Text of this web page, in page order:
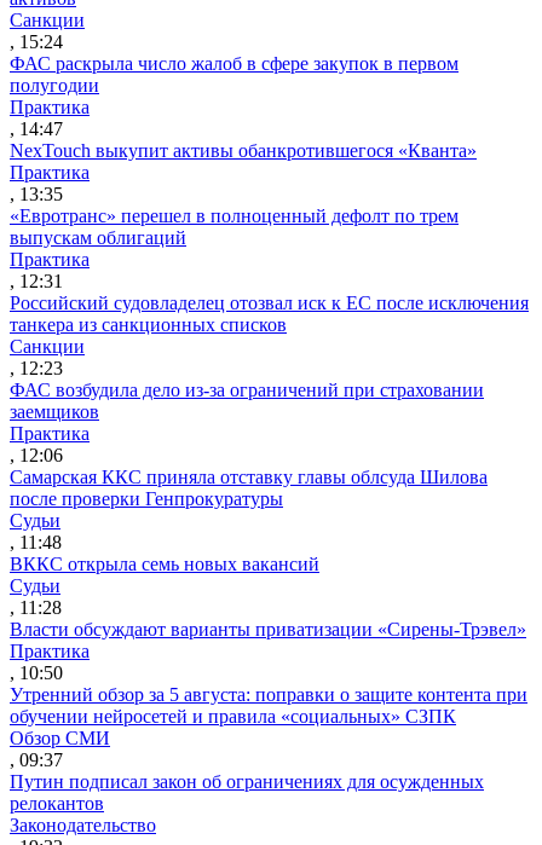
Санкции
, 15:24
ФАС раскрыла число жалоб в сфере закупок в первом
полугодии
Практика
, 14:47
NexTouch выкупит активы обанкротившегося «Кванта»
Практика
, 13:35
«Евротранс» перешел в полноценный дефолт по трем
выпускам облигаций
Практика
, 12:31
Российский судовладелец отозвал иск к ЕС после исключения
танкера из санкционных списков
Санкции
, 12:23
ФАС возбудила дело из-за ограничений при страховании
заемщиков
Практика
, 12:06
Самарская ККС приняла отставку главы облсуда Шилова
после проверки Генпрокуратуры
Судьи
, 11:48
ВККС открыла семь новых вакансий
Судьи
, 11:28
Власти обсуждают варианты приватизации «Сирены-Трэвел»
Практика
, 10:50
Утренний обзор за 5 августа: поправки о защите контента при
обучении нейросетей и правила «социальных» СЗПК
Обзор СМИ
, 09:37
Путин подписал закон об ограничениях для осужденных
релокантов
Законодательство